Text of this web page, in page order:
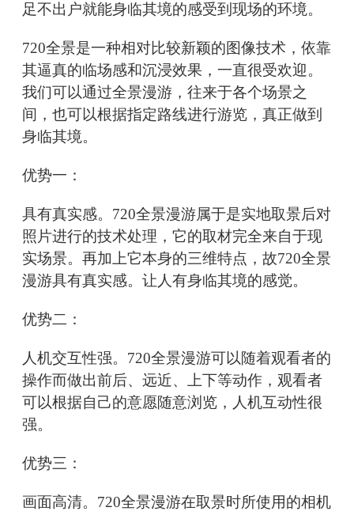
足不出户就能身临其境的感受到现场的环境。
720全景是一种相对比较新颖的图像技术，依靠
其逼真的临场感和沉浸效果，一直很受欢迎。
我们可以通过全景漫游，往来于各个场景之
间，也可以根据指定路线进行游览，真正做到
身临其境。
优势一：
具有真实感。720全景漫游属于是实地取景后对
照片进行的技术处理，它的取材完全来自于现
实场景。再加上它本身的三维特点，故720全景
漫游具有真实感。让人有身临其境的感觉。
优势二：
人机交互性强。720全景漫游可以随着观看者的
操作而做出前后、远近、上下等动作，观看者
可以根据自己的意愿随意浏览，人机互动性很
强。
优势三：
画面高清。720全景漫游在取景时所使用的相机